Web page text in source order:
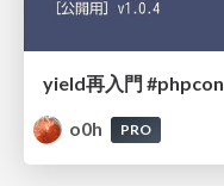
yield再入門 #phpcon
o0h
PRO